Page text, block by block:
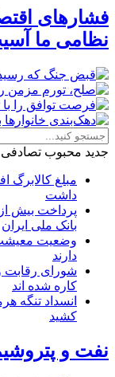
فشارهای
نظامی ما
جدید محبوب تصادفی
مبلغ کالابرگ
داشت
بانک ملی ایران
وضعیت معیشت
دارند
شورای رقابت
کاره شده اند
انسداد تنگه
کشید
نفت و